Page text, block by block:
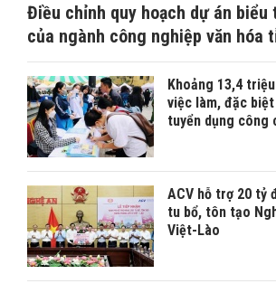
Điều chỉnh quy hoạch dự án biểu
của ngành công nghiệp văn hóa
Khoảng 13,4
việc làm, đặc
tuyển dụng công
ACV hỗ trợ 20 tỷ
tu bổ, tôn tạo
Việt-Lào